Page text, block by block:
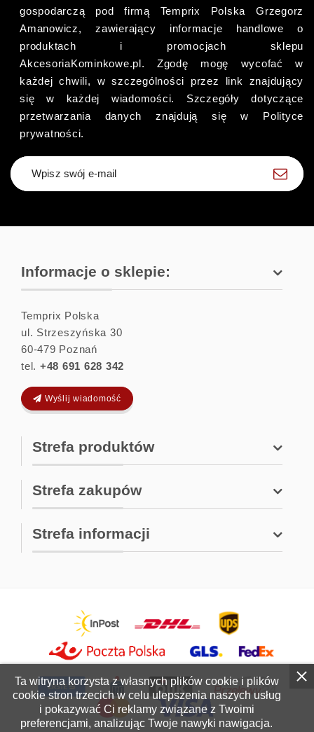
Ta witryna korzysta z własnych plików cookie i plików
cookie stron trzecich w celu ulepszenia naszych usług
i pokazywać Ci reklamy związane z Twoimi
preferencjami, analizując Twoje nawyki nawigacja.
gospodarczą pod firmą Temprix Polska Grzegorz
Amanowicz, zawierający informacje handlowe o
produktach i promocjach sklepu
AkcesoriaKominkowe.pl. Zgodę mogę wycofać w
każdej chwili, w szczególności przez link znajdujący
się w każdej wiadomości. Szczegóły dotyczące
przetwarzania danych znajdują się w Polityce
prywatności.
Informacje o sklepie:
Temprix Polska
ul. Strzeszyńska 30
60-479 Poznań
tel. +48 691 628 342
Wyślij wiadomość
Strefa produktów
Strefa zakupów
Strefa informacji